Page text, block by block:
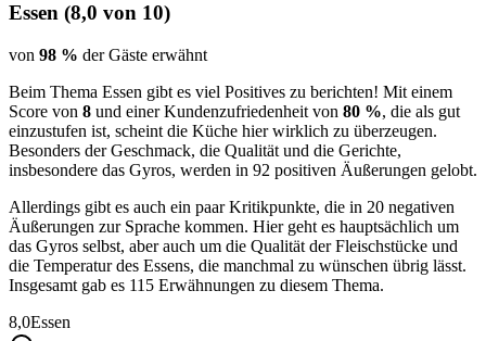
Essen (8,0 von 10)
von 98 % der Gäste erwähnt
Beim Thema Essen gibt es viel Positives zu berichten! Mit einem
Score von 8 und einer Kundenzufriedenheit von 80 %, die als gut
einzustufen ist, scheint die Küche hier wirklich zu überzeugen.
Besonders der Geschmack, die Qualität und die Gerichte,
insbesondere das Gyros, werden in 92 positiven Äußerungen gelobt.
Allerdings gibt es auch ein paar Kritikpunkte, die in 20 negativen
Äußerungen zur Sprache kommen. Hier geht es hauptsächlich um
das Gyros selbst, aber auch um die Qualität der Fleischstücke und
die Temperatur des Essens, die manchmal zu wünschen übrig lässt.
Insgesamt gab es 115 Erwähnungen zu diesem Thema.
8,0Essen